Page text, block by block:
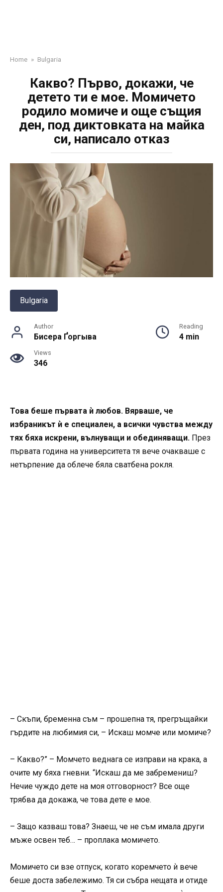
Home » Bulgaria
Какво? Първо, докажи, че
детето ти е мое. Момичето
родило момиче и още същия
ден, под диктовката на майка
си, написало отказ
Bulgaria
Author
Бисера Ґоргыва
Reading
4 min
Views
346
Това беше първата ѝ любов. Вярваше, че
избраникът ѝ е специален, а всички чувства между
тях бяха искрени, вълнуващи и обединяващи. През
първата година на университета тя вече очакваше с
нетърпение да облече бяла сватбена рокля.
– Скъпи, бременна съм – прошепна тя, прегръщайки
гърдите на любимия си, – Искаш момче или момиче?
– Какво?” – Момчето веднага се изправи на крака, а
очите му бяха гневни. “Искаш да ме забремениш?
Нечие чуждо дете на моя отговорност? Все още
трябва да докажа, че това дете е мое.
– Защо казваш това? Знаеш, че не съм имала други
мъже освен теб… – проплака момичето.
Момичето си взе отпуск, когато коремчето ѝ вече
беше доста забележимо. Тя си събра нещата и отиде